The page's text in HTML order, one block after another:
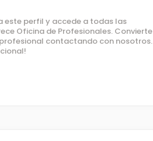
este perfil y accede a todas las
Oficina de Profesionales. Convierte
contactando con nosotros.